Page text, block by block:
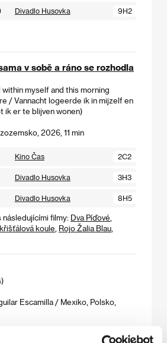
Divadlo Husovka 9H2
v sobě a ráno se rozhodla
myself and this morning
/ Vannacht logeerde ik in mijzelf en
ik er te blijven wonen)
2026, 11 min
Kino Čas 2C2
Divadlo Husovka 3H3
Divadlo Husovka 8H5
následujícími filmy: Dva Píďové
koule Rojo Žalia Blau
Escamilla / Mexiko, Polsko,
2C2